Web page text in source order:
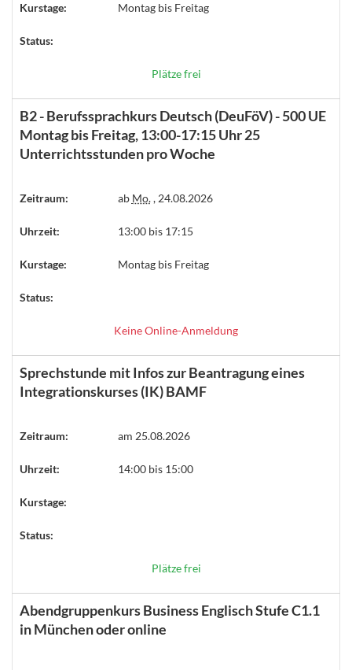
Kurstage: Montag bis Freitag
Status:
Plätze frei
B2 - Berufssprachkurs Deutsch (DeuFöV) - 500 UE
Montag bis Freitag, 13:00-17:15 Uhr 25
Unterrichtsstunden pro Woche
Zeitraum: ab Mo., 24.08.2026
Uhrzeit: 13:00 bis 17:15
Kurstage: Montag bis Freitag
Status:
Keine Online-Anmeldung
Sprechstunde mit Infos zur Beantragung eines
Integrationskurses (IK) BAMF
Zeitraum: am 25.08.2026
Uhrzeit: 14:00 bis 15:00
Kurstage:
Status:
Plätze frei
Abendgruppenkurs Business Englisch Stufe C1.1
in München oder online